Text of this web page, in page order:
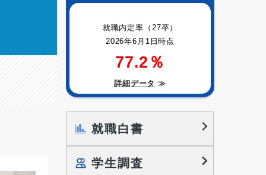
就職内定率（27卒）
2026年6月1日時点
77.2％
詳細データ ≫
就職白書
学生調査